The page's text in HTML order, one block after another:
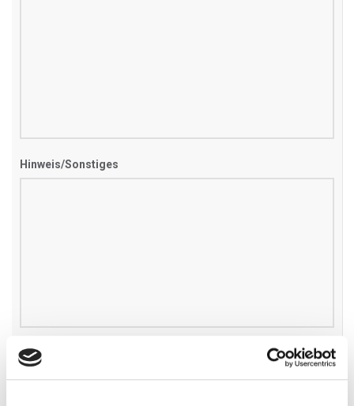
Hinweis/Sonstiges